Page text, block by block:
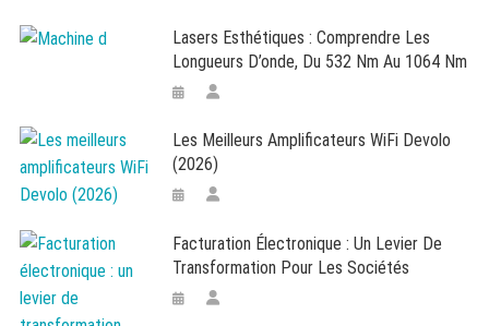
Lasers Esthétiques : Comprendre Les
Longueurs D’onde, Du 532 Nm Au 1064 Nm
Les Meilleurs Amplificateurs WiFi Devolo
(2026)
Facturation Électronique : Un Levier De
Transformation Pour Les Sociétés